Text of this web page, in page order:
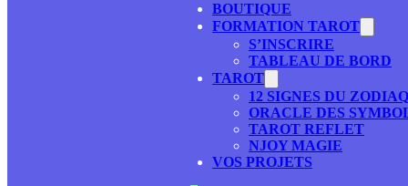
BOUTIQUE
FORMATION TAROT
S’INSCRIRE
TABLEAU DE BORD
TAROT
12 SIGNES DU
ORACLE DES
TAROT REFLET
NJOY MAGIE
VOS PROJETS